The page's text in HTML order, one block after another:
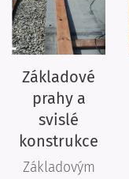
Základové
prahy a
svislé
konstrukce
Základovým